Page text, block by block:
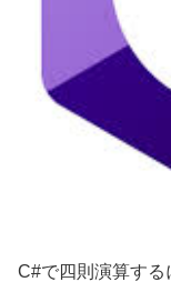
C#で四則演算する